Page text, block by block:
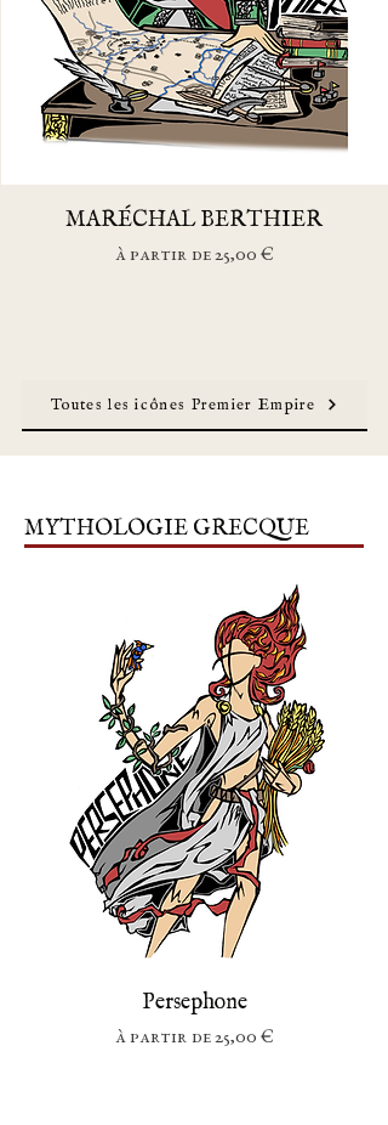
MARÉCHAL BERTHIER
À partir de25,00 €
Prix promotionnel
Toutes les icônes Premier Empire
MYTHOLOGIE GRECQUE
Persephone
À partir de25,00 €
Prix promotionnel